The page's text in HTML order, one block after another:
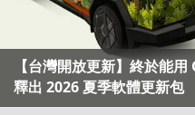
【台灣開放更新】終於能
釋出 2026 夏季軟體更新包